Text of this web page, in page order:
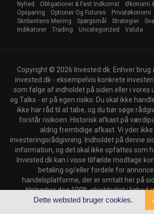
Nyhed
Obligationer & Fast Indkomst
Økonomi
Opsparing
Optioner Og Futures Privatøkonomi
Skribentens Mening
Spørgsmål Strategier
Indikatorer
Trading Uncategorized Valuta
Copyright © 2026 Invested.dk. Enhver brug
invested.dk - eksempelvis konkrete
som følge af indholdet på siden eller i vores
og Talks - er på egen risiko. Du skal ikke
ikke har råd til at tabe, og du bør søge
forstår risikoen. Historisk afkast på
aldrig fremtidige afkast. Vi yder ikke
investeringsrådgivning. Indholdet på denne
information, og det skal ikke opfattes som
Invested.dk kan i visse tilfælde modtage
betaling og/eller fordele for
handelsplatforme, der er omtalt her på
tilstræber dog 100% objektivitet i lighed
genfinder hos andre typer
Dette websted bruger cookies.